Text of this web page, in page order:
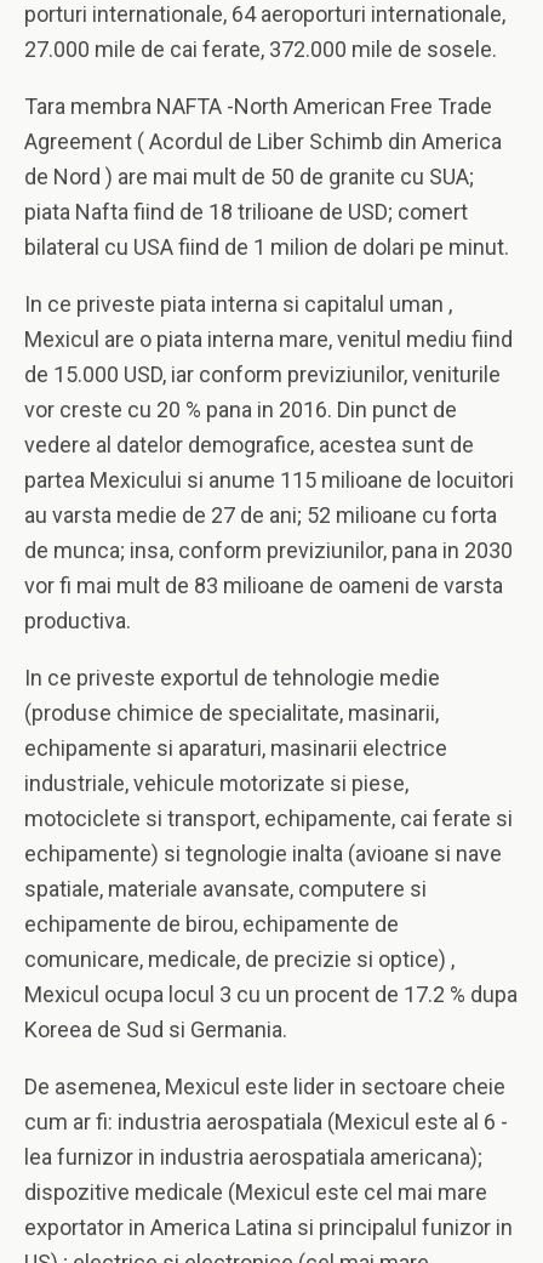
porturi internationale, 64 aeroporturi internationale,
27.000 mile de cai ferate, 372.000 mile de sosele.
Tara membra NAFTA -North American Free Trade
Agreement ( Acordul de Liber Schimb din America
de Nord ) are mai mult de 50 de granite cu SUA;
piata Nafta fiind de 18 trilioane de USD; comert
bilateral cu USA fiind de 1 milion de dolari pe minut.
In ce priveste piata interna si capitalul uman ,
Mexicul are o piata interna mare, venitul mediu fiind
de 15.000 USD, iar conform previziunilor, veniturile
vor creste cu 20 % pana in 2016. Din punct de
vedere al datelor demografice, acestea sunt de
partea Mexicului si anume 115 milioane de locuitori
au varsta medie de 27 de ani; 52 milioane cu forta
de munca; insa, conform previziunilor, pana in 2030
vor fi mai mult de 83 milioane de oameni de varsta
productiva.
In ce priveste exportul de tehnologie medie
(produse chimice de specialitate, masinarii,
echipamente si aparaturi, masinarii electrice
industriale, vehicule motorizate si piese,
motociclete si transport, echipamente, cai ferate si
echipamente) si tegnologie inalta (avioane si nave
spatiale, materiale avansate, computere si
echipamente de birou, echipamente de
comunicare, medicale, de precizie si optice) ,
Mexicul ocupa locul 3 cu un procent de 17.2 % dupa
Koreea de Sud si Germania.
De asemenea, Mexicul este lider in sectoare cheie
cum ar fi: industria aerospatiala (Mexicul este al 6 -
lea furnizor in industria aerospatiala americana);
dispozitive medicale (Mexicul este cel mai mare
exportator in America Latina si principalul funizor in